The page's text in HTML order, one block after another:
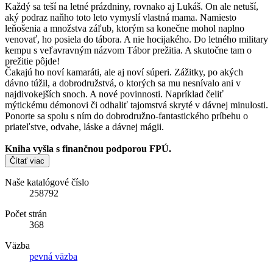
Každý sa teší na letné prázdniny, rovnako aj Lukáš. On ale netuší,
aký podraz naňho toto leto vymyslí vlastná mama. Namiesto
leňošenia a množstva záľub, ktorým sa konečne mohol naplno
venovať, ho posiela do tábora. A nie hocijakého. Do letného military
kempu s veľavravným názvom Tábor prežitia. A skutočne tam o
prežitie pôjde!
Čakajú ho noví kamaráti, ale aj noví súperi. Zážitky, po akých
dávno túžil, a dobrodružstvá, o ktorých sa mu nesnívalo ani v
najdivokejších snoch. A nové povinnosti. Napríklad čeliť
mýtickému démonovi či odhaliť tajomstvá skryté v dávnej minulosti.
Ponorte sa spolu s ním do dobrodružno-fantastického príbehu o
priateľstve, odvahe, láske a dávnej mágii.
Kniha vyšla s finančnou podporou FPÚ.
Čítať viac
Naše katalógové číslo
258792
Počet strán
368
Väzba
pevná väzba